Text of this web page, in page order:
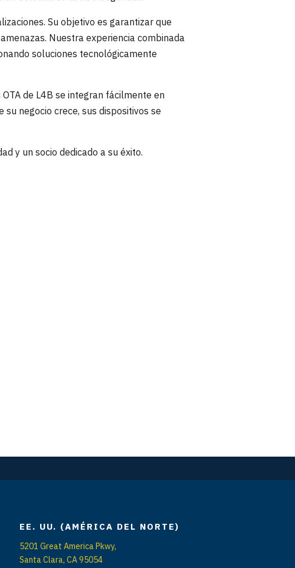
Su objetivo es garantizar que
Nuestra experiencia combinada
soluciones tecnológicamente
de L4B se integran fácilmente en
negocio crece, sus dispositivos se
y un socio dedicado a su éxito.
EE. UU. (AMÉRICA DEL NORTE)
5201 Great America Pkwy,
Santa Clara, CA 95054